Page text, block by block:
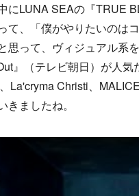
にLUNA SEAの『TRUE
て、「僕がやりたいのは
思って、ヴィジュアル系
』（テレビ朝日）が人
La'cryma Christi、
きましたね。